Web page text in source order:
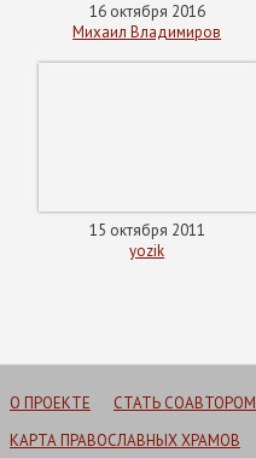
16 октября 2016
Михаил Владимиров
15 октября 2011
yozik
О ПРОЕКТЕ СТАТЬ СОАВТОРОМ
КАРТА ПРАВОСЛАВНЫХ ХРАМОВ